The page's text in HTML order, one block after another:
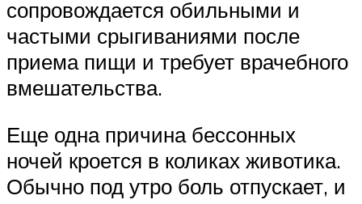
сопровождается обильными и
частыми срыгиваниями после
приема пищи и требует врачебного
вмешательства.
Еще одна причина бессонных
ночей кроется в коликах животика.
Обычно под утро боль отпускает, и